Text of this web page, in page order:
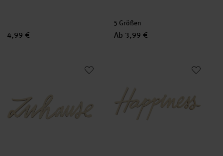
4,99 €
5 Größen
Ab 3,99 €
Holzschriftzug magnetisch "Zuhause" 27x9cmHolzschriftzug magnetisch